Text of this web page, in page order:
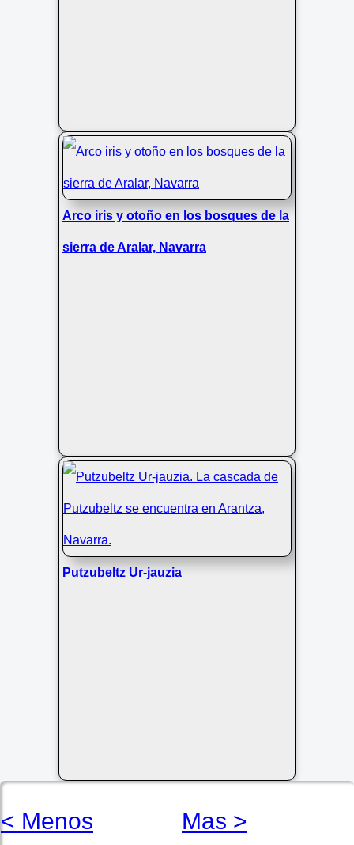
Arco iris y otoño en los bosques de la
sierra de Aralar, Navarra
Putzubeltz Ur-jauzia
< Menos Mas >